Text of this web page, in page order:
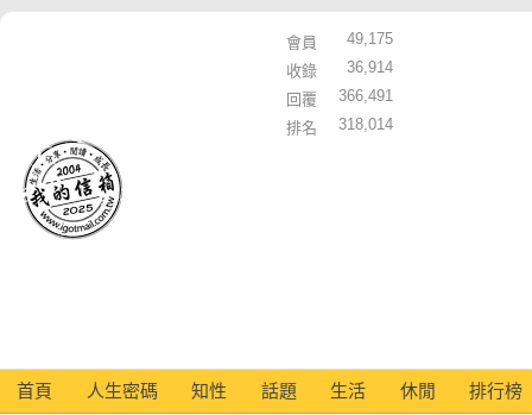
會員
49,175
收錄
36,914
回覆
366,491
排名
318,014
首頁 人生密碼 知性 話題 生活 休閒 排行榜